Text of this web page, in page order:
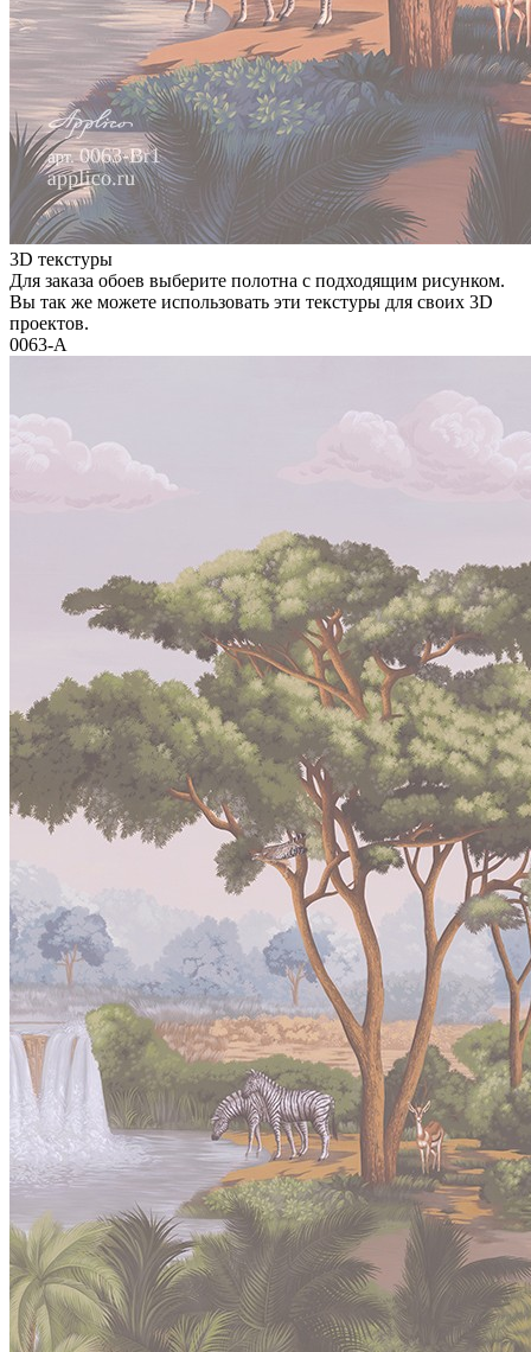
3D текстуры
Для заказа обоев выберите полотна с подходящим рисунком.
Вы так же можете использовать эти текстуры для своих 3D
проектов.
0063-A